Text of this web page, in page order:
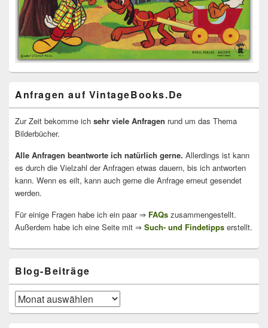
Anfragen auf VintageBooks.De
Zur Zeit bekomme ich sehr viele Anfragen rund um das Thema
Bilderbücher.
Alle Anfragen beantworte ich natürlich gerne. Allerdings ist kann
es durch die Vielzahl der Anfragen etwas dauern, bis ich antworten
kann. Wenn es eilt, kann auch gerne die Anfrage erneut gesendet
werden.
Für einige Fragen habe ich ein paar ⇒ FAQs zusammengestellt.
Außerdem habe ich eine Seite mit ⇒ Such- und Findetipps erstellt.
Blog-Beiträge
Blog-
Beiträge